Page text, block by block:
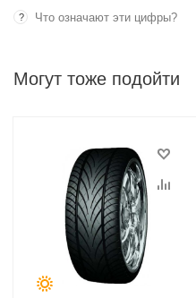
? Что означают эти цифры?
Могут тоже подойти